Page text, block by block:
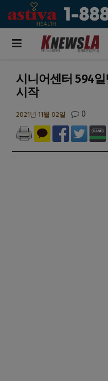
시니어센터 594일
시작
2021년 11월 02일 0